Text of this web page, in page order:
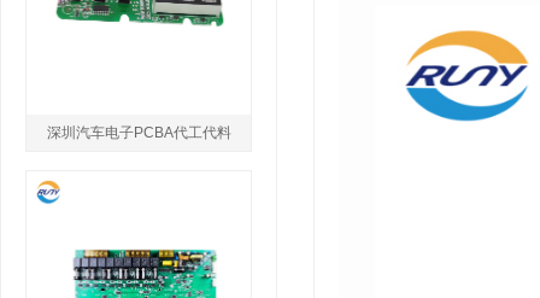
深圳汽车电子PCBA代工代料